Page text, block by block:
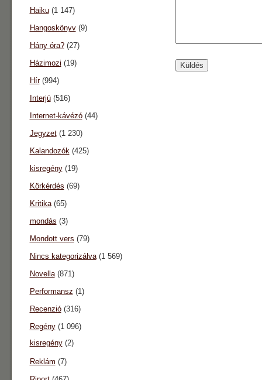
Haiku(1 147)
Hangoskönyv(9)
Hány óra?(27)
Házimozi (19)
Hír(994)
Interjú(516)
Internet-kávézó(44)
Jegyzet(1 230)
Kalandozók(425)
kisregény(19)
Körkérdés (69)
Kritika(65)
mondás (3)
Mondott vers (79)
Nincs kategorizálva(1 569)
Novella(871)
Performansz (1)
Recenzió(316)
Regény(1 096)
kisregény(2)
Reklám (7)